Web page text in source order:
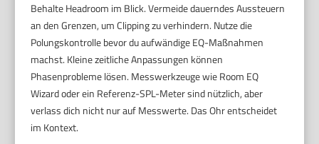
Behalte Headroom im Blick. Vermeide dauerndes Aussteuern
an den Grenzen, um Clipping zu verhindern. Nutze die
Polungskontrolle bevor du aufwändige EQ-Maßnahmen
machst. Kleine zeitliche Anpassungen können
Phasenprobleme lösen. Messwerkzeuge wie Room EQ
Wizard oder ein Referenz-SPL-Meter sind nützlich, aber
verlass dich nicht nur auf Messwerte. Das Ohr entscheidet
im Kontext.